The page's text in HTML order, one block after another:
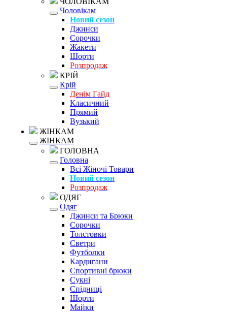
Чоловікам
Новий сезон
Джинси
Сорочки
Жакети
Шорти
Розпродаж
КРІЙ
Крій
Денім Гайд
Класичний
Прямий
Вузький
ЖІНКАМ
ЖІНКАМ
ГОЛОВНА
Головна
Всі Жіночі Товари
Новий сезон
Розпродаж
ОДЯГ
Одяг
Джинси та Брюки
Сорочки
Толстовки
Светри
Футболки
Кардигани
Спортивні брюки
Сукні
Спідниці
Шорти
Майки